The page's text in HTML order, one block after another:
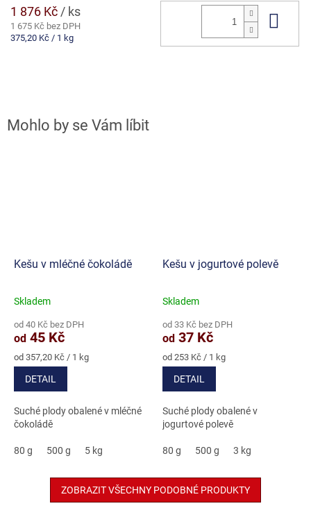
1 876 Kč / ks
1 675 Kč bez DPH
Měrná
375,20 Kč / 1 kg
Kešu v mléčné čokoládě
Průměrné
produktu
je
4,7
z
hvězdiček.
Skladem
od 40 Kč bez DPH
od 45 Kč
Měrná
cena:
od 357,20 Kč / 1 kg
DETAIL
Suché plody obalené v mléčné
čokoládě
80 g 500 g 5 kg
Kešu v jogurtové polevě
Průměrné
produktu
je
5,0
z
hvězdiček.
Skladem
od 33 Kč bez DPH
od 37 Kč
Měrná
cena:
od 253 Kč / 1 kg
DETAIL
Suché plody obalené v
jogurtové polevě
80 g 500 g 3 kg
ZOBRAZIT VŠECHNY PODOBNÉ PRODUKTY